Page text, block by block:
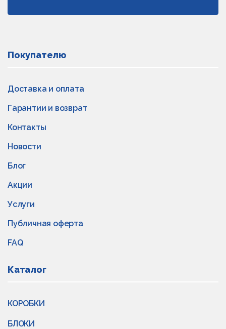
Покупателю
Доставка и оплата
Гарантии и возврат
Контакты
Новости
Блог
Акции
Услуги
Публичная оферта
FAQ
Каталог
КОРОБКИ
БЛОКИ